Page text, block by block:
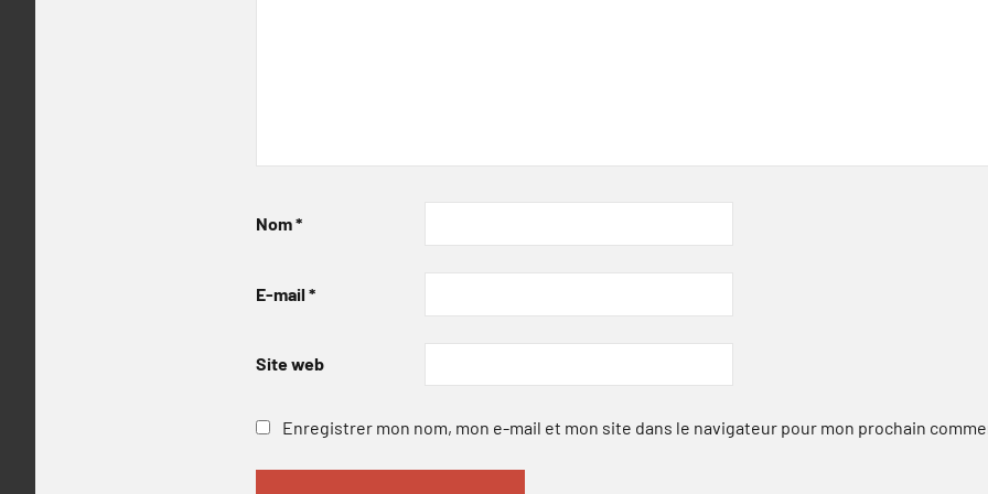
Nom*
E-mail *
Site web
Enregistrer mon nom, mon e-mail et mon site dans le navigateur pour mon prochain